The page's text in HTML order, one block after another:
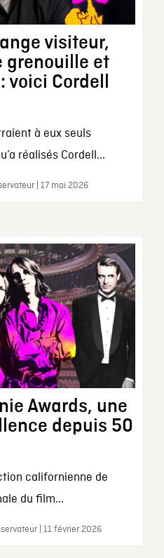
visiteur,
grenouille et
Cordell
à eux seuls
réalisés Cordell...
| 17 mai 2026
Awards, une
depuis 50
californienne de
du film...
| 11 février 2026